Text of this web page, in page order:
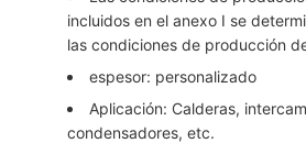
incluidos en el anexo I se
las condiciones de producción
espesor: personalizado
Aplicación: Calderas,
condensadores, etc.